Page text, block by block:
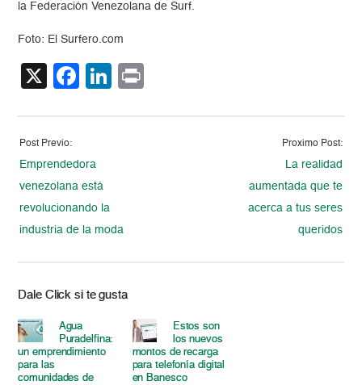
la Federación Venezolana de Surf.
Foto: El Surfero.com
X Facebook
LinkedIn
Post Previo:
Emprendedora
venezolana está
revolucionando la
industria de la moda
Proximo Post:
La realidad
aumentada que te
acerca a tus seres
queridos
Dale Click si te gusta
Agua
Puradelfina:
un emprendimiento
para las
comunidades de
Estos son
los nuevos
montos de recarga
para telefonía digital
en Banesco